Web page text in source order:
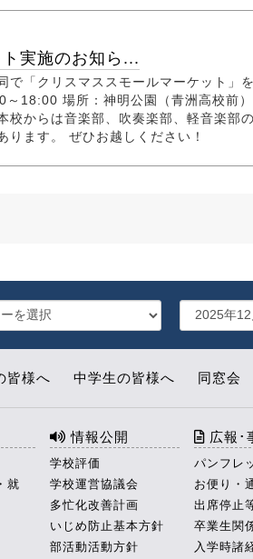
実施のお知ら...
で「クリスマススモールマーケット」
18:00 場所：神明公園（青洲高校前
校からは音楽部、吹奏楽部、軽音楽部
ります。 ぜひお越しください！
皆様へ 中学生の皆様へ 同窓会
就
情報公開
学校評価
学校運営協議会
多忙化改善計画
いじめ防止基本方針
部活動活動方針
広報･
パンフレ
お便り・
出席停止
卒業生関
入学時諸